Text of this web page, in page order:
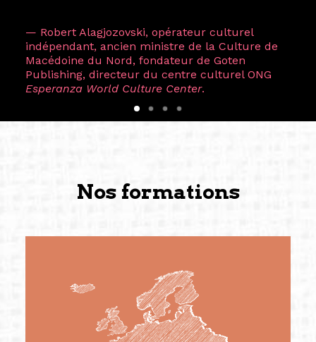
— Robert Alagjozovski, opérateur culturel
indépendant, ancien ministre de la Culture de
Macédoine du Nord, fondateur de Goten
Publishing, directeur du centre culturel ONG
Esperanza World Culture Center.
Nos formations